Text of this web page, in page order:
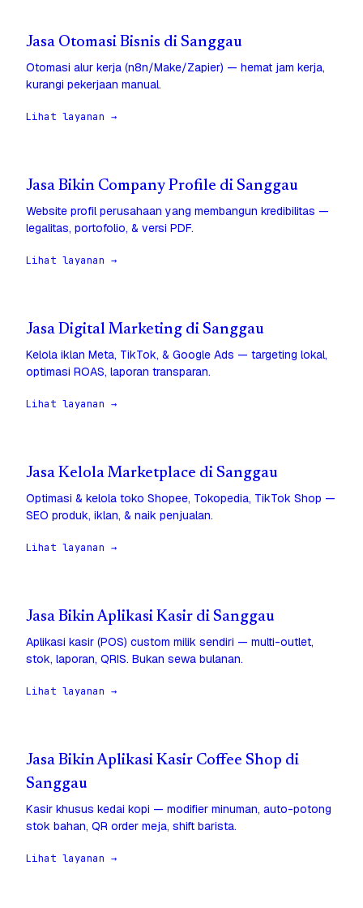
Jasa Otomasi Bisnis di Sanggau
Otomasi alur kerja (n8n/Make/Zapier) — hemat jam kerja,
kurangi pekerjaan manual.
Lihat layanan →
Jasa Bikin Company Profile di Sanggau
Website profil perusahaan yang membangun kredibilitas —
legalitas, portofolio, & versi PDF.
Lihat layanan →
Jasa Digital Marketing di Sanggau
Kelola iklan Meta, TikTok, & Google Ads — targeting lokal,
optimasi ROAS, laporan transparan.
Lihat layanan →
Jasa Kelola Marketplace di Sanggau
Optimasi & kelola toko Shopee, Tokopedia, TikTok Shop —
SEO produk, iklan, & naik penjualan.
Lihat layanan →
Jasa Bikin Aplikasi Kasir di Sanggau
Aplikasi kasir (POS) custom milik sendiri — multi-outlet,
stok, laporan, QRIS. Bukan sewa bulanan.
Lihat layanan →
Jasa Bikin Aplikasi Kasir Coffee Shop di
Sanggau
Kasir khusus kedai kopi — modifier minuman, auto-potong
stok bahan, QR order meja, shift barista.
Lihat layanan →